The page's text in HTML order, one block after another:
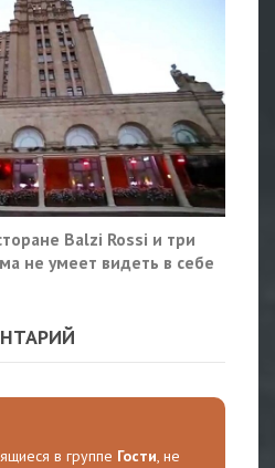
Balzi Rossi и три
не умеет видеть в себе
в группе Гости, не